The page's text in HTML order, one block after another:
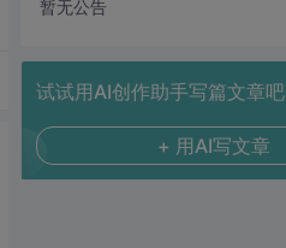
暂无公告
试试用AI创作助手写篇文章吧
+ 用AI写文章